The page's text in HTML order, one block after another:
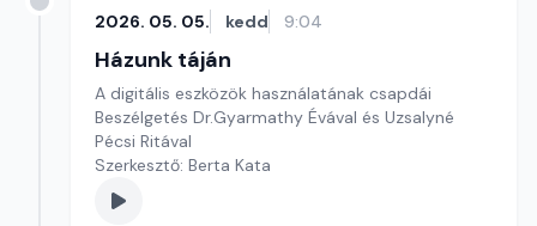
2026. 05. 05. kedd 9:04
Házunk táján
A digitális eszközök használatának csapdái
Beszélgetés Dr.Gyarmathy Évával és Uzsalyné
Pécsi Ritával
Szerkesztő: Berta Kata